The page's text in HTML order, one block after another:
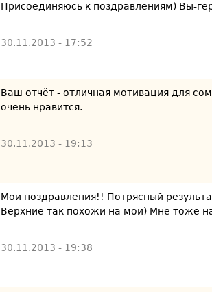
Присоединяюсь к поздравлениям) Вы-
30.11.2013 - 17:52
Ваш отчёт - отличная мотивация для
очень нравится.
30.11.2013 - 19:13
Мои поздравления!! Потрясный
Верхние так похожи на мои) Мне тоже
30.11.2013 - 19:38